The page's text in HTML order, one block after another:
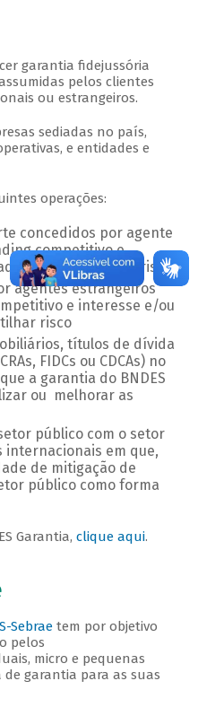
garantia fidejussória
pelos clientes
ou estrangeiros.
sediadas no país,
e entidades e
operações:
concedidos por agente
competitivo e
em compartilhar risco
agentes estrangeiros
e interesse e/ou
risco
títulos de dívida
FIDCs ou CDCAs) no
a garantia do BNDES
ou melhorar as
público com o setor
internacionais em que,
de mitigação de
público como forma
Garantia, clique aqui.
Sebraetem por objetivo
pelos
micro e pequenas
garantia para as suas